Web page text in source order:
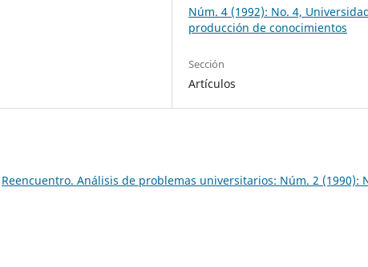
Núm. 4 (1992): No. 4,
producción de conocimientos
Sección
Artículos
Reencuentro. Análisis de problemas universitarios: Núm. 2 (1990):